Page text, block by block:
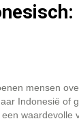
mensen
Indonesië of
waardevolle